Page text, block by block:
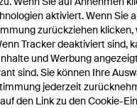
aktiviert. Wenn Sie
zurückziehen klicken,
Tracker deaktiviert sind,
und Werbung
sind. Sie können Ihre
jederzeit
den Link zu den Cookie-